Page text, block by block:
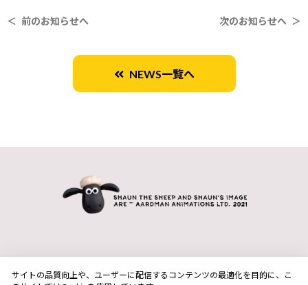
＜ 前のお知らせへ 次のお知らせへ ＞
NEWS一覧へ
サイトの品質向上や、ユーザーに配信するコンテンツの最適化を目的に、こ